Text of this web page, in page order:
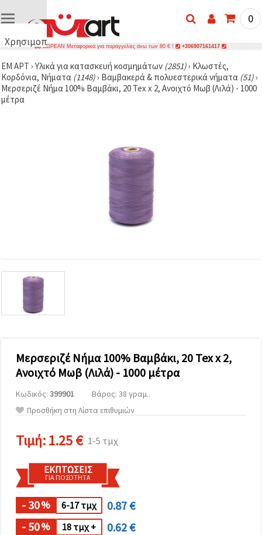
Χρησιμοποιούμε
🍪
Χρησιμοποιούμε
cookies και
παρόμοιες
την
και να
προβάλλουμε
πιο σχετικό
περιεχόμενο
και
συνεργατών
μας για
αναλύσεις
μάρκετινγκ.
συμφωνήσετε
όλα τα
cookies
κάνοντας
κλικ στον
ιστότοπο!
καθορίστε
0
ΔΩΡΕΑΝ Μεταφορικά για παραγγελίες άνω των 80 € ! +306907161417
ΕΜ ΑΡΤ › Υλικά για κατασκευή κοσμημάτων (2851)› Κλωστές,
Κορδόνια, Νήματα (1148)› Βαμβακερά & πολυεστερικά νήματα (51)›
Μερσεριζέ Νήμα 100% Βαμβάκι, 20 Tex x 2, Ανοιχτό Μωβ (Λιλά) - 1000
μέτρα
Μερσεριζέ Νήμα 100% Βαμβάκι, 20 Tex x 2,
Ανοιχτό Μωβ (Λιλά) - 1000 μέτρα
Κωδικός: 399901
Βάρος: 38 γραμ..
Προσθήκη στη Λίστα επιθυμιών
Τιμή:1.25 € 1-5 τμχ
ΕΚΠΤΏΣΕΙΣ
ΓΙΑ ΠΟΣΌΤΗΤΑ
- 30% 6-17 τμχ
0.87 €
- 50% 18 τμχ + 0.62 €